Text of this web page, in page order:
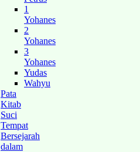
1
Yohanes
2
Yohanes
3
Yohanes
Yudas
Wahyu
Pata
Kitab
Suci
Tempat
Bersejarah
dalam